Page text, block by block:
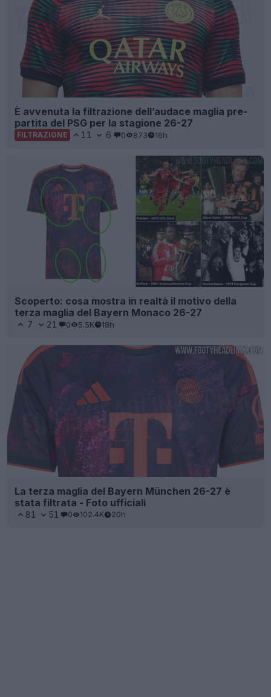
È avvenuta la filtrazione dell’audace maglia pre-
partita del PSG per la stagione 26-27
FILTRAZIONE 11 6 0 873 16h
Scoperto: cosa mostra in realtà il motivo della
terza maglia del Bayern Monaco 26-27
7 21 0 5.5K 18h
La terza maglia del Bayern München 26-27 è
stata filtrata - Foto ufficiali
81 51 0 102.4K 20h